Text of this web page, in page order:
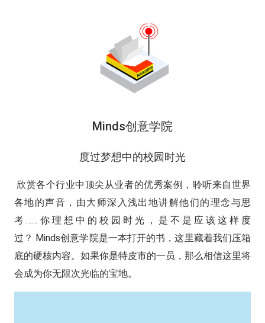
Minds创意学院
度过梦想中的校园时光
欣赏各个行业中顶尖从业者的优秀案例，聆听来自世界
各地的声音，由大师深入浅出地讲解他们的理念与思
考……你理想中的校园时光，是不是应该这样度
过？ Minds创意学院是一本打开的书，这里藏着我们压箱
底的硬核内容。如果你是特皮市的一员，那么相信这里将
会成为你无限次光临的宝地。